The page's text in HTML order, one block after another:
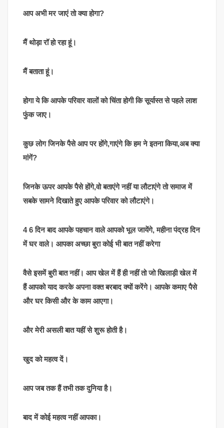
आप अभी मर जाएं तो क्या होगा?
मैं थोड़ा रॉ हो रहा हूं।
मैं बताता हूं।
होगा ये कि आपके परिवार वालों को चिंता होगी कि सूर्यास्त से पहले लाश
फुंक जाए।
कुछ लोग जिनके पैसे आप पर होंगे,गाएंगे कि हम ने इतना किया,अब क्या
मांगें?
जिनके ऊपर आपके पैसे होंगे,वो बताएंगे नहीं या लौटाएंगे तो समाज में
सबके सामने दिखाते हुए आपके परिवार को लौटाएंगे।
4 6 दिन बाद आपके पहचान वाले आपको भूल जायेंगे, महीना पंद्रह दिन
में घर वाले। आपका अच्छा बुरा कोई भी बात नहीं करेगा
वैसे इसमें बुरी बात नहीं। आप खेल में हैं ही नहीं तो जो खिलाड़ी खेल में
हैं आपको याद करके अपना वक्त बरबाद क्यों करेंगे। आपके कमाए पैसे
और घर किसी और के काम आएगा।
और मेरी असली बात यहीं से शुरू होती है।
खुद को महत्व दें।
आप जब तक हैं तभी तक दुनिया है।
बाद में कोई महत्व नहीं आपका।